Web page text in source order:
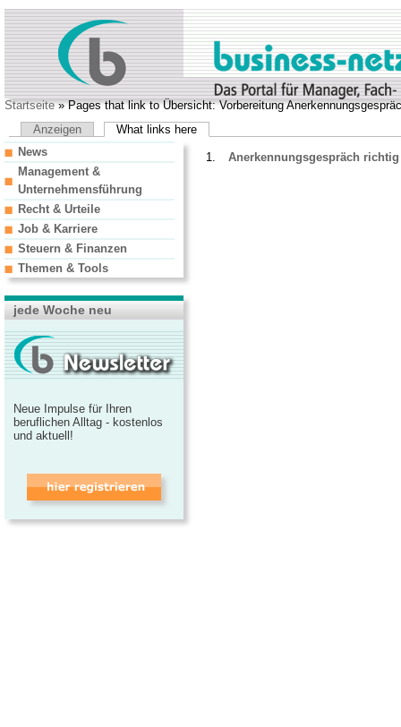
Startseite» Pages that link to Übersicht: Vorbereitung
Anzeigen
What links here
Anerkennungsgespräch
News
Management &
Unternehmensführung
Recht & Urteile
Job & Karriere
Steuern & Finanzen
Themen & Tools
jede Woche neu
Neue Impulse für Ihren
beruflichen Alltag - kostenlos
und aktuell!